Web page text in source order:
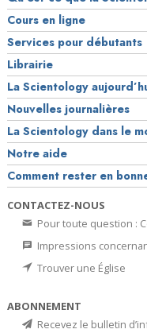
Cours en ligne
Services pour débutants
Librairie
La Scientology
Nouvelles journalières
La Scientology dans le
Notre aide
Comment rester en
CONTACTEZ-NOUS
Pour toute question :
Impressions
Trouver une Église
ABONNEMENT
Recevez le bulletin